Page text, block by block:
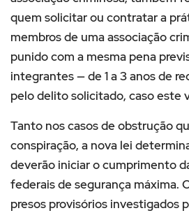
quem solicitar ou contratar a
membros de uma associação
punido com a mesma pena
integrantes— de 1 a 3 anos de
pelo delito solicitado, caso este
Tanto nos casos de obstrução
conspiração, a nova lei
deverão iniciar o cumprimento
federais de segurança máxima.
presos provisórios investigados